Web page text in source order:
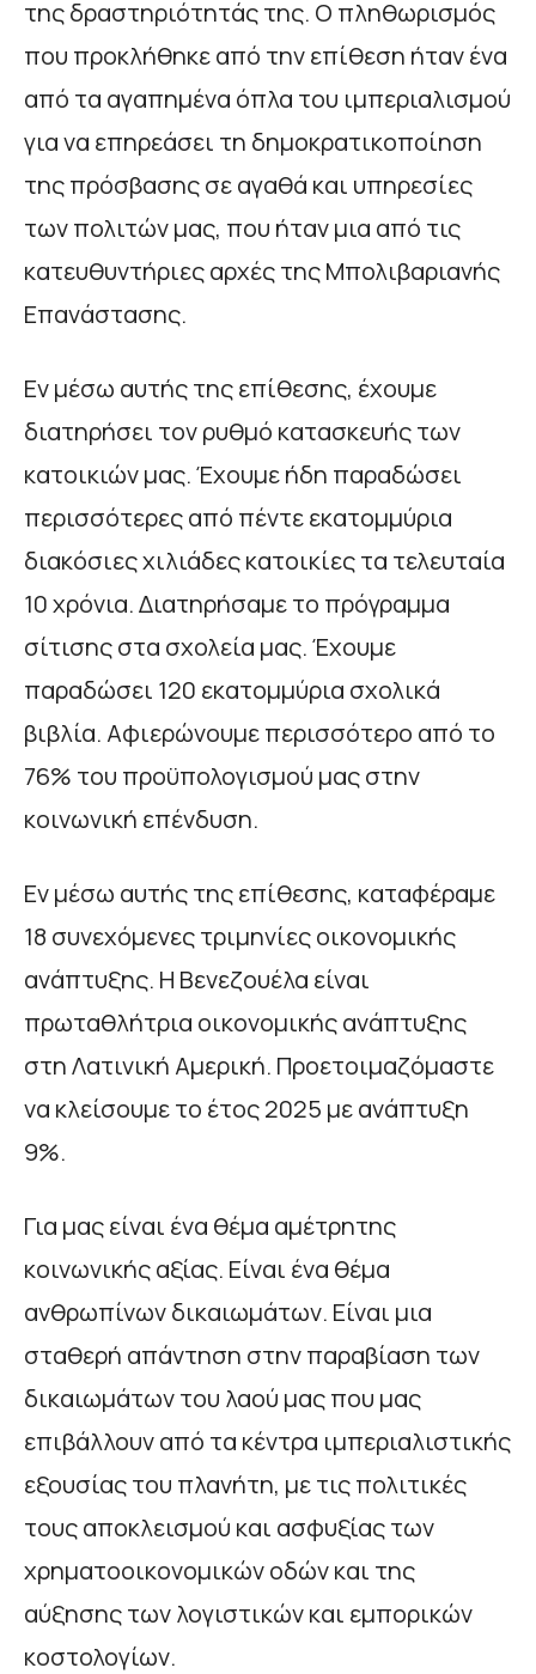
της δραστηριότητάς της. Ο πληθωρισμός
που προκλήθηκε από την επίθεση ήταν ένα
από τα αγαπημένα όπλα του ιμπεριαλισμού
για να επηρεάσει τη δημοκρατικοποίηση
της πρόσβασης σε αγαθά και υπηρεσίες
των πολιτών μας, που ήταν μια από τις
κατευθυντήριες αρχές της Μπολιβαριανής
Επανάστασης.
Εν μέσω αυτής της επίθεσης, έχουμε
διατηρήσει τον ρυθμό κατασκευής των
κατοικιών μας. Έχουμε ήδη παραδώσει
περισσότερες από πέντε εκατομμύρια
διακόσιες χιλιάδες κατοικίες τα τελευταία
10 χρόνια. Διατηρήσαμε το πρόγραμμα
σίτισης στα σχολεία μας. Έχουμε
παραδώσει 120 εκατομμύρια σχολικά
βιβλία. Αφιερώνουμε περισσότερο από το
76% του προϋπολογισμού μας στην
κοινωνική επένδυση.
Εν μέσω αυτής της επίθεσης, καταφέραμε
18 συνεχόμενες τριμηνίες οικονομικής
ανάπτυξης. Η Βενεζουέλα είναι
πρωταθλήτρια οικονομικής ανάπτυξης
στη Λατινική Αμερική. Προετοιμαζόμαστε
να κλείσουμε το έτος 2025 με ανάπτυξη
9%.
Για μας είναι ένα θέμα αμέτρητης
κοινωνικής αξίας. Είναι ένα θέμα
ανθρωπίνων δικαιωμάτων. Είναι μια
σταθερή απάντηση στην παραβίαση των
δικαιωμάτων του λαού μας που μας
επιβάλλουν από τα κέντρα ιμπεριαλιστικής
εξουσίας του πλανήτη, με τις πολιτικές
τους αποκλεισμού και ασφυξίας των
χρηματοοικονομικών οδών και της
αύξησης των λογιστικών και εμπορικών
κοστολογίων.